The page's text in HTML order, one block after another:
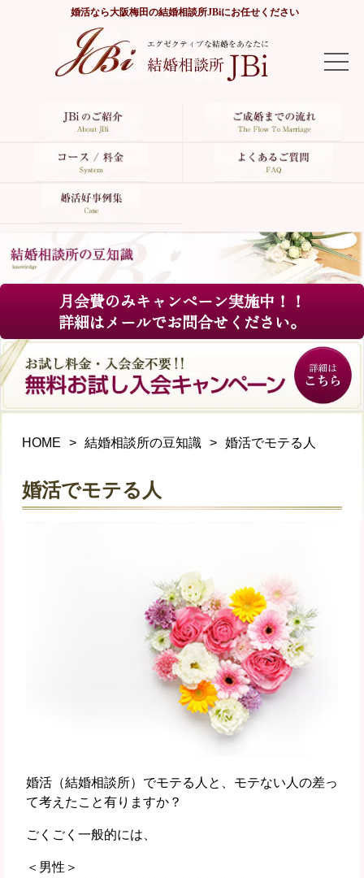
婚活なら大阪梅田の結婚相談所JBiにお任せください
TOP
婚活好事例集
月会費のみキャンペーン実施中！！
詳細はメールでお問合せください。
HOME 結婚相談所の豆知識 婚活でモテる人
婚活でモテる人
婚活（結婚相談所）でモテる人と、モテない人の差っ
て考えたこと有りますか？
ごくごく一般的には、
＜男性＞